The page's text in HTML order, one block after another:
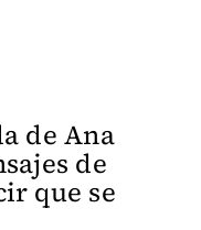
de Ana
de
que se